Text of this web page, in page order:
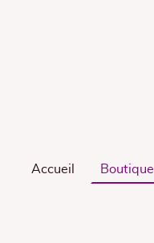
Accueil Boutique